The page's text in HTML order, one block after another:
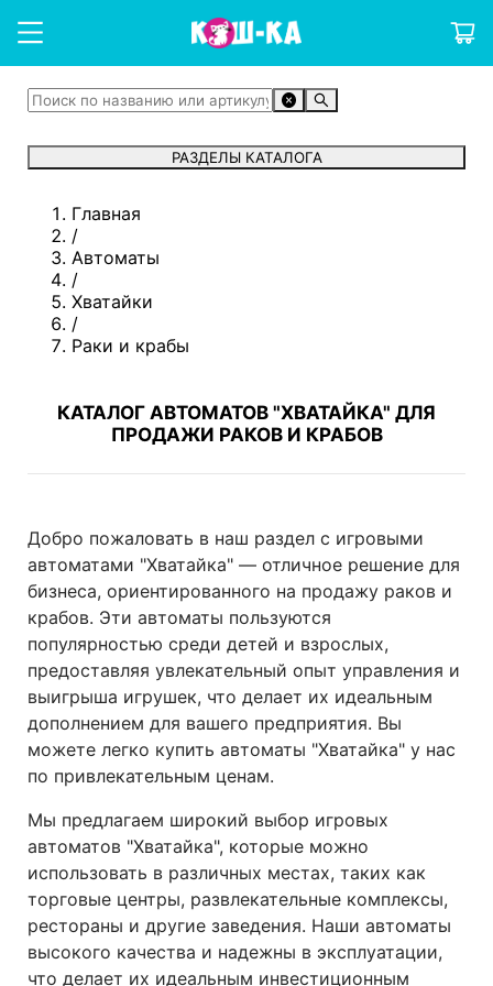
РАЗДЕЛЫ КАТАЛОГА
Главная
/
Автоматы
/
Хватайки
/
Раки и крабы
КАТАЛОГ АВТОМАТОВ "ХВАТАЙКА" ДЛЯ
ПРОДАЖИ РАКОВ И КРАБОВ
Добро пожаловать в наш раздел с игровыми
автоматами "Хватайка" — отличное решение для
бизнеса, ориентированного на продажу раков и
крабов. Эти автоматы пользуются
популярностью среди детей и взрослых,
предоставляя увлекательный опыт управления и
выигрыша игрушек, что делает их идеальным
дополнением для вашего предприятия. Вы
можете легко купить автоматы "Хватайка" у нас
по привлекательным ценам.
Мы предлагаем широкий выбор игровых
автоматов "Хватайка", которые можно
использовать в различных местах, таких как
торговые центры, развлекательные комплексы,
рестораны и другие заведения. Наши автоматы
высокого качества и надежны в эксплуатации,
что делает их идеальным инвестиционным